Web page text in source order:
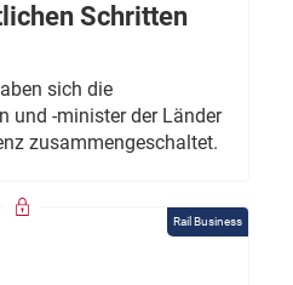
Schritten
sich die
und -minister der Länder
zusammengeschaltet.
Rail Business